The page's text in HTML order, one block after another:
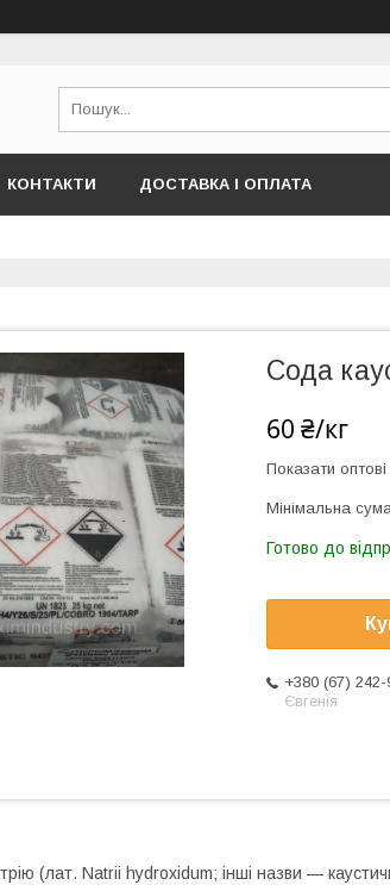
КОНТАКТИ ДОСТАВКА І ОПЛАТА
Сода
60 ₴/кг
Показати оптові
Мінімальна
Готово до
+380 (67) 242-
Євгенія
(лат. Natrii hydroxidum; інші назви —